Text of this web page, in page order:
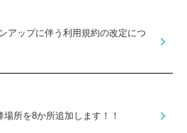
アップに伴う利用規約の改定につ
所を8か所追加します！！